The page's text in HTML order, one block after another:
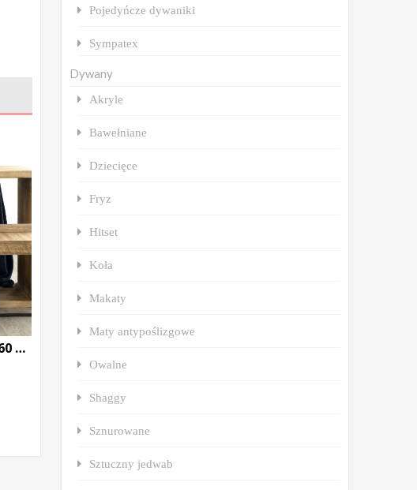
Narzuta fotelówka 70×160 Beth stalowy
Pojedyńcze dywaniki
Sympatex
Dywany
Akryle
Bawełniane
Dziecięce
Fryz
Hitset
Koła
Makaty
Maty antypoślizgowe
Owalne
Shaggy
Sznurowane
Sztuczny jedwab